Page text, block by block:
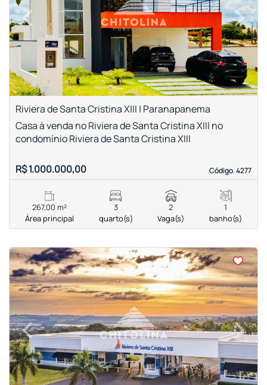
‹Previous ›
Next
Riviera de Santa Cristina XIII | Paranapanema
Código. 4277
Código. 4277
Casa à venda no Riviera de Santa Cristina XIII no
condomínio Riviera de Santa Cristina XIII
R$ 1.000.000,00
267,00 m²
Área principal
3
quarto(s)
2
Vaga(s)
1
banho(s)
<<<<
‹Previous ›
Next